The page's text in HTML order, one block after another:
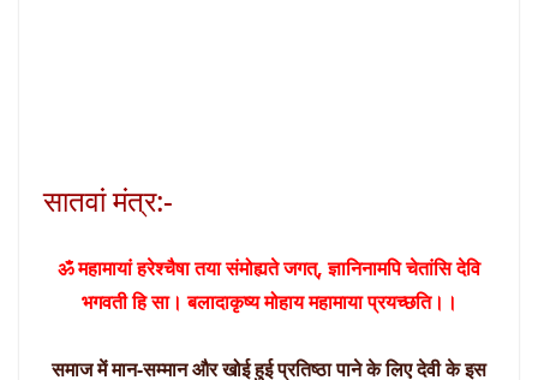
सातवां मंत्र:-
ॐ महामायां हरेश्चैषा तया संमोह्यते जगत्, ज्ञानिनामपि चेतांसि देवि
भगवती हि सा। बलादाकृष्य मोहाय महामाया प्रयच्छति।।
समाज में मान-सम्मान और खोई हुई प्रतिष्ठा पाने के लिए देवी के इस